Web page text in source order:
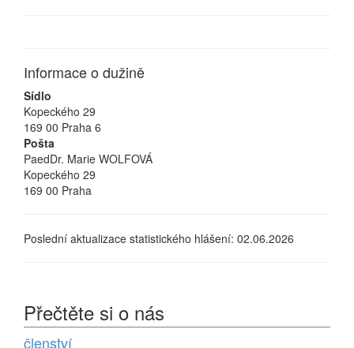
Informace o dužině
Sídlo
Kopeckého 29
169 00 Praha 6
Pošta
PaedDr. Marie WOLFOVÁ
Kopeckého 29
169 00 Praha
Poslední aktualizace statistického hlášení: 02.06.2026
Přečtěte si o nás
členství